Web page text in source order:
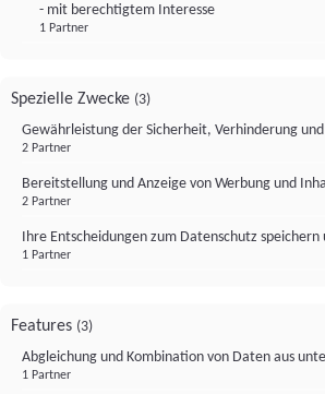
- mit berechtigtem Interesse
1 Partner
Spezielle Zwecke (3)
Gewährleistung der Sicherheit, Verhinderung
2 Partner
Bereitstellung und Anzeige von Werbung und
2 Partner
Ihre Entscheidungen zum Datenschutz
1 Partner
Features (3)
Abgleichung und Kombination von Daten aus
1 Partner